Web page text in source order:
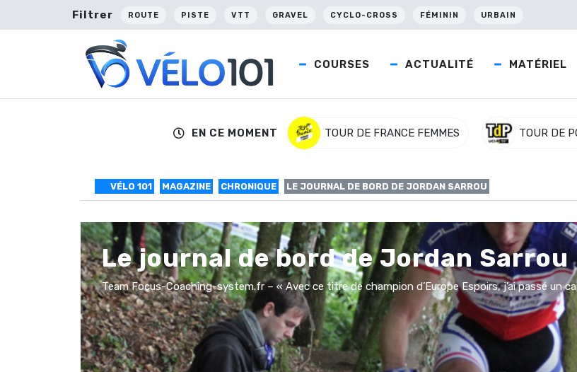
Filtrer ROUTE PISTE VTT GRAVEL CYCLO-CROSS FÉMININ URBAIN
COURSES ACTUALITÉ MATÉRIEL
EN CE MOMENT TOUR DE FRANCE FEMMES TOUR DE
VÉLO 101 MAGAZINE CHRONIQUE LE JOURNAL DE BORD DE JORDAN SARROU
Le journal de bord de Jordan Sarrou
Team Focus-Coaching-system.fr – « Avec ce titre de champion d’Europe Espoirs, j’ai passé un